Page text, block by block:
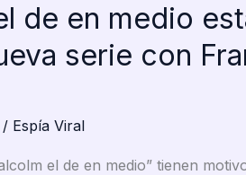
de en medio
serie con
/ Espía Viral
el de en medio” tienen